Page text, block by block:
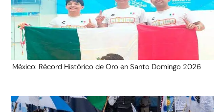
México: Récord Histórico de Oro en Santo Domingo 2026